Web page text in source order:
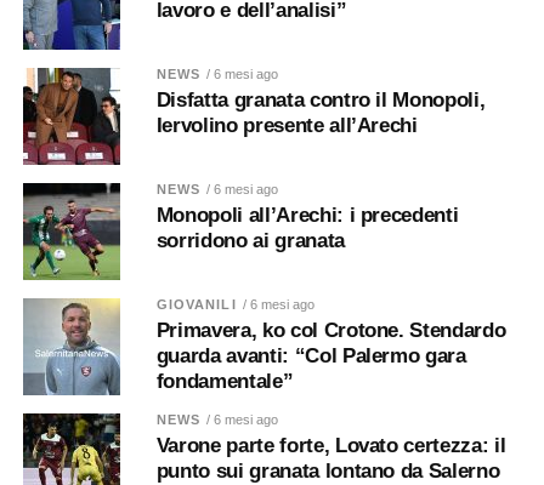
lavoro e dell’analisi”
NEWS / 6 mesi ago
Disfatta granata contro il Monopoli,
Iervolino presente all’Arechi
NEWS / 6 mesi ago
Monopoli all’Arechi: i precedenti
sorridono ai granata
GIOVANILI / 6 mesi ago
Primavera, ko col Crotone. Stendardo
guarda avanti: “Col Palermo gara
fondamentale”
NEWS / 6 mesi ago
Varone parte forte, Lovato certezza: il
punto sui granata lontano da Salerno